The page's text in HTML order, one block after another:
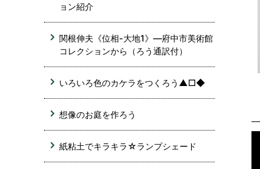
ョン紹介
関根伸夫《位相-大地1》―府中市美術館
コレクションから（ろう通訳付）
いろいろ色のカケラをつくろう▲□◆
想像のお庭を作ろう
紙粘土でキラキラ☆ランプシェード